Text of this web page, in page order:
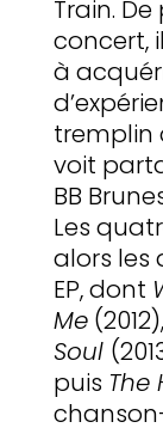
Train.
concert,
à
tremplin
voit
BB
Les
alors les
EP, dont
Me(2012),
Soul
puis The